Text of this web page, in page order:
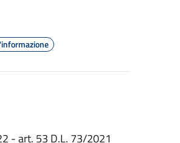
- art. 53 D.L. 73/2021